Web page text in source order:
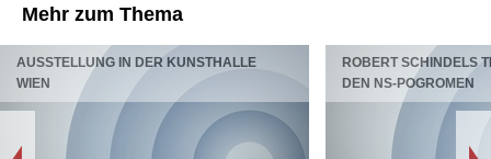
Mehr zum Thema
AUSSTELLUNG IN DER KUNSTHALLE
WIEN
ROBERT SCHINDELS
DEN NS-POGROMEN